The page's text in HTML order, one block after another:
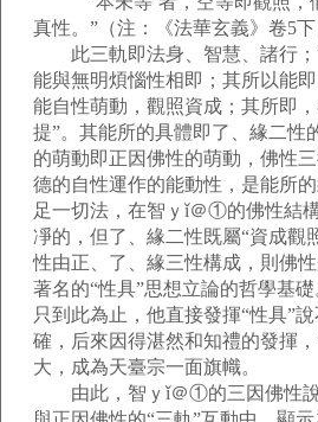
真性。”（注：《法華玄義》卷5下
此三軌即法身、智慧、諸行；“
能與無明煩惱性相即；其所以能
能自性萌動，觀照資成；其所即
提”。其能所的具體即了、緣二性
的萌動即正因佛性的萌動，佛性
德的自性運作的能動性，是能所
足一切法，在智ｙǐ＠①的佛性結
凈的，但了、緣二性既屬“資成觀
性由正、了、緣三性構成，則佛
著名的“性具”思想立論的哲學基
只到此為止，他直接發揮“性具”
確，后來因得湛然和知禮的發揮
大，成為天臺宗一面旗幟。
由此，智ｙǐ＠①的三因佛性說